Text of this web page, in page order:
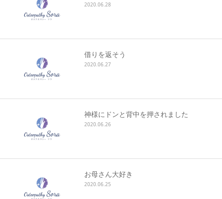
2020.06.28
借りを返そう
2020.06.27
神様にドンと背中を押されました
2020.06.26
お母さん大好き
2020.06.25